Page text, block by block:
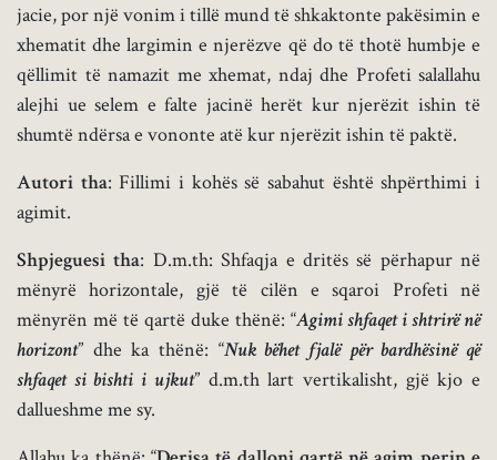
jacie, por një vonim i tillë mund të shkaktonte pakësimin e
xhematit dhe largimin e njerëzve që do të thotë humbje e
qëllimit të namazit me xhemat, ndaj dhe Profeti salallahu
alejhi ue selem e falte jacinë herët kur njerëzit ishin të
shumtë ndërsa e vononte atë kur njerëzit ishin të paktë.
Autori tha: Fillimi i kohës së sabahut është shpërthimi i
agimit.
Shpjeguesi tha: D.m.th: Shfaqja e dritës së përhapur në
mënyrë horizontale, gjë të cilën e sqaroi Profeti në
mënyrën më të qartë duke thënë: “Agimi shfaqet i shtrirë në
horizont” dhe ka thënë: “Nuk bëhet fjalë për bardhësinë që
shfaqet si bishti i ujkut” d.m.th lart vertikalisht, gjë kjo e
dallueshme me sy.